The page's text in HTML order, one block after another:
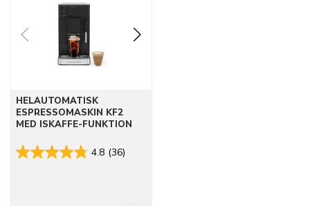
HELAUTOMATISK
ESPRESSOMASKIN KF2
MED ISKAFFE-FUNKTION
4.8 (36)